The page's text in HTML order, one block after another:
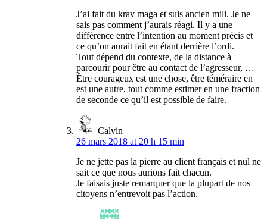
J’ai fait du krav maga et suis ancien mili. Je ne
sais pas comment j’aurais réagi. Il y a une
différence entre l’intention au moment précis et
ce qu’on aurait fait en étant derrière l’ordi.
Tout dépend du contexte, de la distance à
parcourir pour être au contact de l’agresseur, …
Être courageux est une chose, être téméraire en
est une autre, tout comme estimer en une fraction
de seconde ce qu’il est possible de faire.
Calvin
26 mars 2018 at 20 h 15 min
Je ne jette pas la pierre au client français et nul ne
sait ce que nous aurions fait chacun.
Je faisais juste remarquer que la plupart de nos
citoyens n’entrevoit pas l’action.